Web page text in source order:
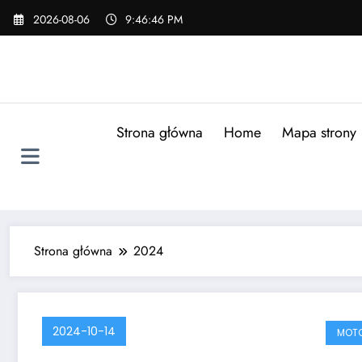
Skip
2026-08-06 9:46:47 PM
Strona główna Home Mapa strony
Strona główna 2024
2024-10-14